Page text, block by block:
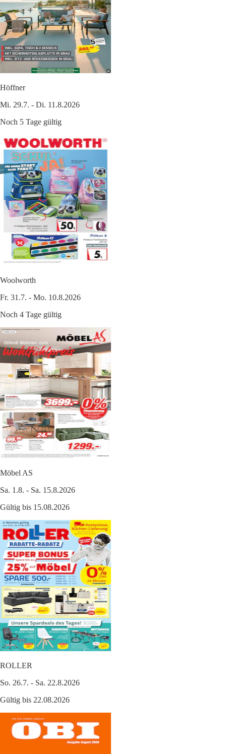
Höffner
Mi. 29.7. - Di. 11.8.2026
Noch 5 Tage gültig
Woolworth
Fr. 31.7. - Mo. 10.8.2026
Noch 4 Tage gültig
Möbel AS
Sa. 1.8. - Sa. 15.8.2026
Gültig bis 15.08.2026
ROLLER
So. 26.7. - Sa. 22.8.2026
Gültig bis 22.08.2026